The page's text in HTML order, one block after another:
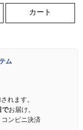
カート
ム
れます。
でお届け。
ンビニ決済